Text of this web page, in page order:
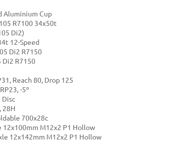
Aluminium Cup
R7100 34x50t
Di2)
12-Speed
Di2 R7150
Di2 R7150
Reach 80, Drop 125
-5º
Disc
28H
700x28c
12x100mm M12x2 P1 Hollow
12x142mm M12x2 P1 Hollow